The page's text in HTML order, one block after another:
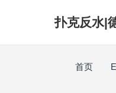
扑克反水|
首页